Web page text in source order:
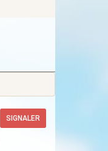
SIGNALER